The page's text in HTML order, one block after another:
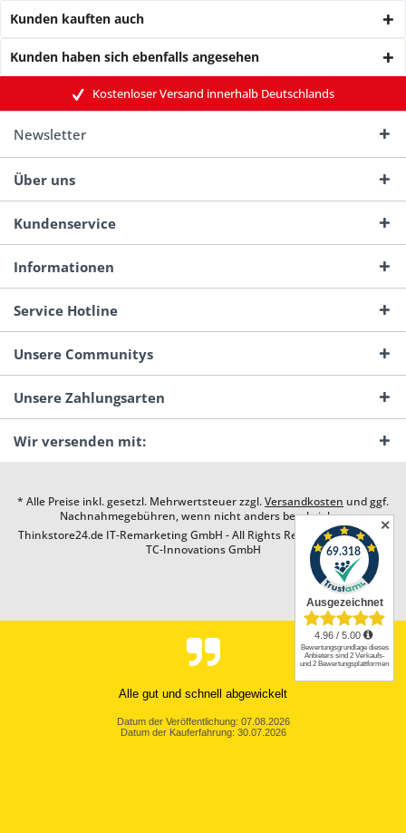
Kunden kauften auch
Kunden haben sich ebenfalls angesehen
Kostenloser Versand innerhalb Deutschlands
Newsletter
Über uns
Kundenservice
Informationen
Service Hotline
Unsere Communitys
Unsere Zahlungsarten
Wir versenden mit:
* Alle Preise inkl. gesetzl. Mehrwertsteuer zzgl.Versandkosten und ggf.
Nachnahmegebühren, wenn nicht anders beschrieben
Thinkstore24.de IT-Remarketing GmbH - All Rights Reserved. Design by
TC-Innovations GmbH
Alle gut und schnell abgewickelt
Datum der Veröffentlichung: 07.08.2026
Datum der Kauferfahrung: 30.07.2026
✕